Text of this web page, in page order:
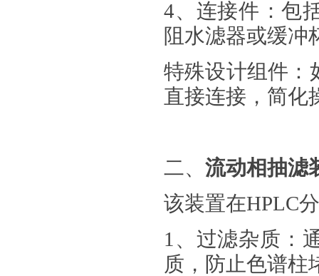
4、 连接件 ：包
阻水滤器或缓冲
特殊设计组件 ：
直接连接，简化
二、 流动相抽滤
该装置在HPLC
1 、 过滤杂质 ：
质，防止色谱柱